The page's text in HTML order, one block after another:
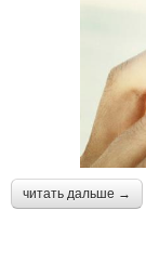
читать дальше →